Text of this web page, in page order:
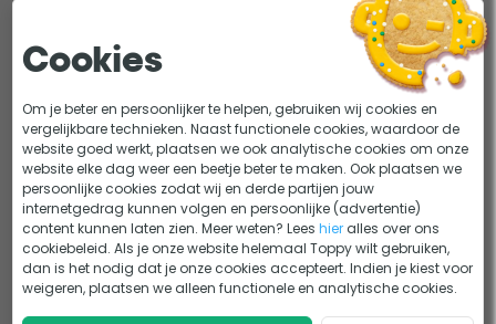
Prima en voordelige chloorstabilisator. Houdt chloor uit mijn intex
zoutwaterchloorsysteem mooi stab...
Meer
Voordelig
Houdt chloor niveau van intex zoutwaterchloorsysteem mooi
stabiel
Dosering valt ca 1,5 x hoger uit dan op verpakking
Lost erg traag op. Dus volledig effect pas na 48 uur
Cookies
Om je beter en persoonlijker te helpen, gebruiken wij cookies en
vergelijkbare technieken. Naast functionele cookies, waardoor de
website goed werkt, plaatsen we ook analytische cookies om onze
website elke dag weer een beetje beter te maken. Ook plaatsen we
persoonlijke cookies zodat wij en derde partijen jouw
internetgedrag kunnen volgen en persoonlijke (advertentie)
content kunnen laten zien. Meer weten? Leeshier alles over ons
cookiebeleid. Als je onze website helemaal Toppy wilt gebruiken,
dan is het nodig dat je onze cookies accepteert. Indien je kiest voor
weigeren, plaatsen we alleen functionele en analytische cookies.